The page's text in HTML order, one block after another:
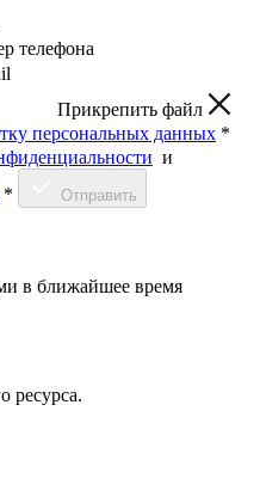
телефона
Прикрепить файл
персональных данных *
и
*
Отправить
в ближайшее время
ресурса.